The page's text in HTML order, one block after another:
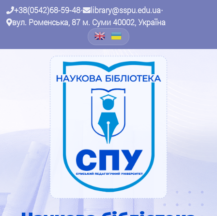
+38(0542)68-59-48• library@sspu.edu.ua•
вул. Роменська, 87 м. Суми 40002, Україна